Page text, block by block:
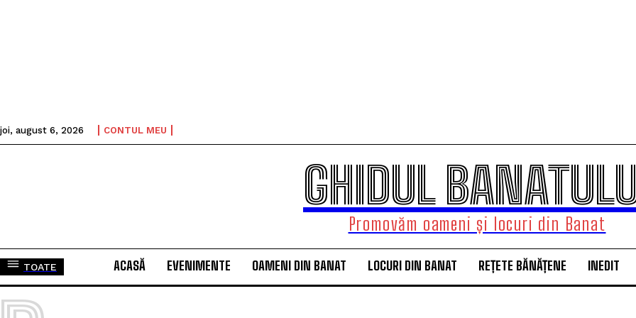
joi, august 6, 2026 CONTUL MEU
GHIDUL
Promovăm oameni și locuri din Banat
TOATE ACASĂ EVENIMENTE OAMENI DIN BANAT LOCURI DIN BANAT REȚETE BĂNĂȚENE INEDIT